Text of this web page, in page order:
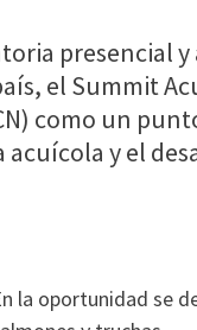
presencial
el Summit
como un
y el
la oportunidad se